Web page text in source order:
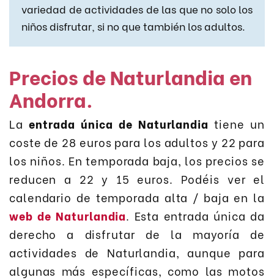
variedad de actividades de las que no solo los
niños disfrutar, si no que también los adultos.
Precios de Naturlandia en
Andorra.
Laentrada única de Naturlandia tiene un
coste de 28 euros para los adultos y 22 para
los niños. En temporada baja, los precios se
reducen a 22 y 15 euros. Podéis ver el
calendario de temporada alta / baja en la
web de Naturlandia. Esta entrada única da
derecho a disfrutar de la mayoría de
actividades de Naturlandia, aunque para
algunas más específicas, como las motos